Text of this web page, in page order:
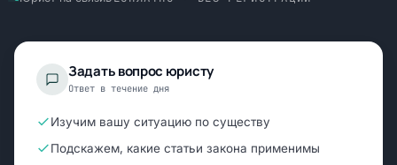
Задать вопрос юристу
Ответ в течение дня
Изучим вашу ситуацию по существу
Подскажем, какие статьи закона применимы